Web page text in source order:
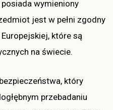
wymieniony
jest w pełni zgodny
które są
na świecie.
który
przebadaniu